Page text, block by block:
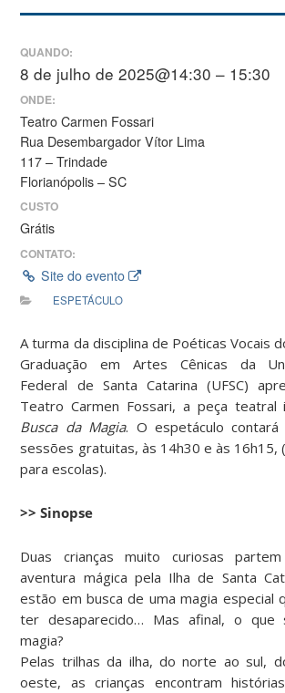
QUANDO:
8 de julho de 2025@14:30 – 15:30
ONDE:
Teatro Carmen Fossari
Rua Desembargador Vítor Lima
117 – Trindade
Florianópolis – SC
CUSTO
Grátis
CONTATO:
Site do evento
ESPETÁCULO
A turma da disciplina de Poéticas Vocais
Graduação em Artes Cênicas da
Federal de Santa Catarina (UFSC)
Teatro Carmen Fossari, a peça teatral
Busca da Magia. O espetáculo contará
sessões gratuitas, às 14h30 e às 16h15,
para escolas).
>> Sinopse
Duas crianças muito curiosas
aventura mágica pela Ilha de Santa
estão em busca de uma magia especial
ter desaparecido… Mas afinal, o que
magia?
Pelas trilhas da ilha, do norte ao sul,
oeste, as crianças encontram